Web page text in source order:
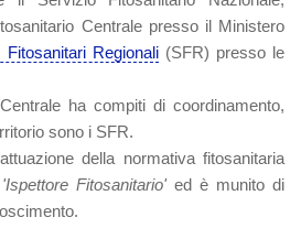
Centrale presso il Ministero
Fitosanitari Regionali(SFR) presso le
ha compiti di coordinamento,
sono i SFR.
della normativa fitosanitaria
'Ispettore Fitosanitario' ed è munito di